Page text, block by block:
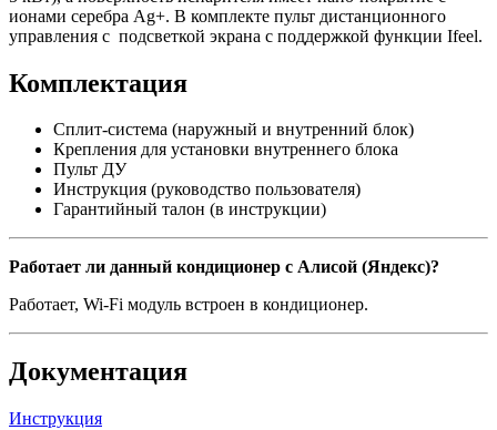
ионами серебра Ag+. В комплекте пульт дистанционного
управления с подсветкой экрана с поддержкой функции Ifeel.
Комплектация
Сплит-система (наружный и внутренний блок)
Крепления для установки внутреннего блока
Пульт ДУ
Инструкция (руководство пользователя)
Гарантийный талон (в инструкции)
Работает ли данный кондиционер с Алисой (Яндекс)?
Работает, Wi-Fi модуль встроен в кондиционер.
Документация
Инструкция